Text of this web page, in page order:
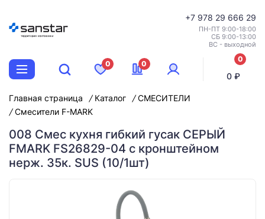
+7 978 29 666 29
ПН-ПТ 9:00-18:00
СБ 9:00-13:00
ВС - выходной
0 0
0
позиций
0 ₽
Главная страница Каталог
СМЕСИТЕЛИ
Смесители F-MARK
008 Смес кухня гибкий гусак СЕРЫЙ
FMARK FS26829-04 с кронштейном
нерж. 35к. SUS (10/1шт)